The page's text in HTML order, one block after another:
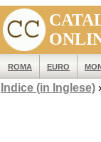
ROMA EURO
Indice (in Inglese)